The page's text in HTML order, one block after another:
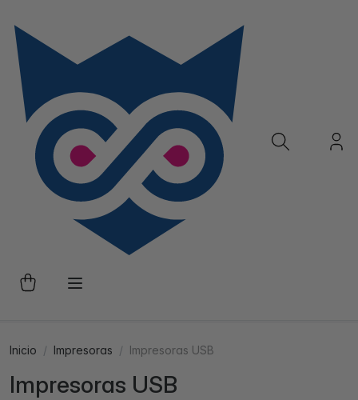
Inicio Impresoras Impresoras USB
Impresoras USB